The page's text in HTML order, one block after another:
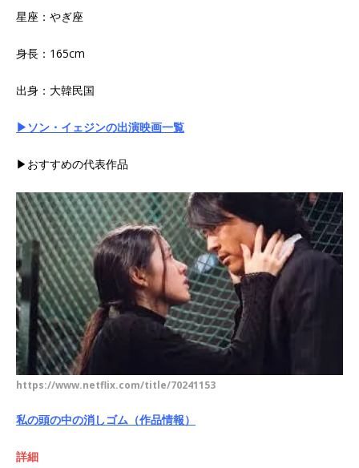
星座：やぎ座
身長：165cm
出身：大韓民国
▶ソン・イェジンの出演映画一覧
▶おすすめの代表作品
https://www.netflix.com/title/70241153
私の頭の中の消しゴム（作品情報）
詳細